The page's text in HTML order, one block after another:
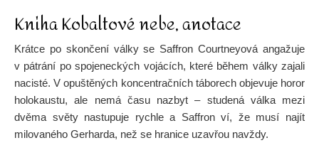
Kniha Kobaltové nebe, anotace
Krátce po skončení války se Saffron Courtneyová angažuje
v pátrání po spojeneckých vojácích, které během války zajali
nacisté. V opuštěných koncentračních táborech objevuje horor
holokaustu, ale nemá času nazbyt – studená válka mezi
dvěma světy nastupuje rychle a Saffron ví, že musí najít
milovaného Gerharda, než se hranice uzavřou navždy.